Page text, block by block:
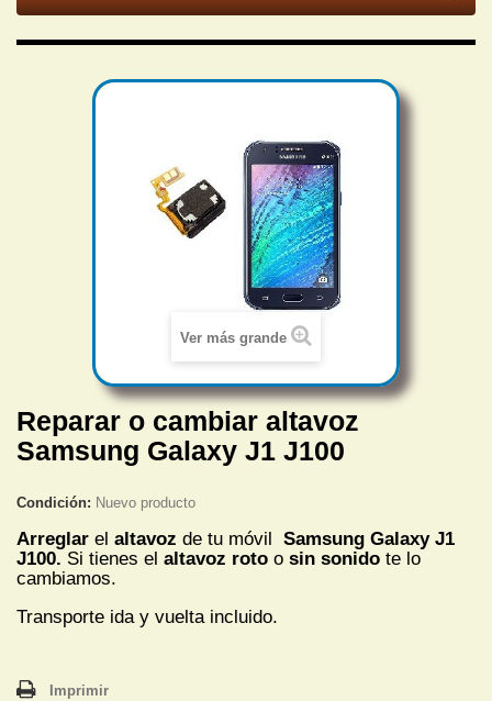
Ver más grande
Reparar o cambiar altavoz
Samsung Galaxy J1 J100
Condición: Nuevo producto
Arreglar el altavoz de tu móvil
Samsung Galaxy J1
J100. Si tienes el altavoz roto o sin sonido te lo
cambiamos.
Transporte ida y vuelta incluido.
Imprimir